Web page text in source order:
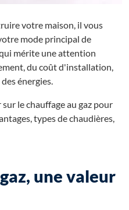
votre maison, il vous
mode principal de
mérite une attention
du coût d'installation,
énergies.
le chauffage au gaz pour
types de chaudières,
une valeur